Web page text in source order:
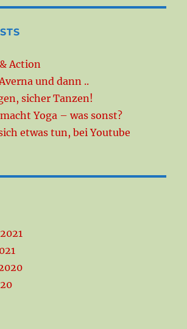
Action
und dann ..
sicher Tanzen!
Yoga – was sonst?
etwas tun, bei Youtube